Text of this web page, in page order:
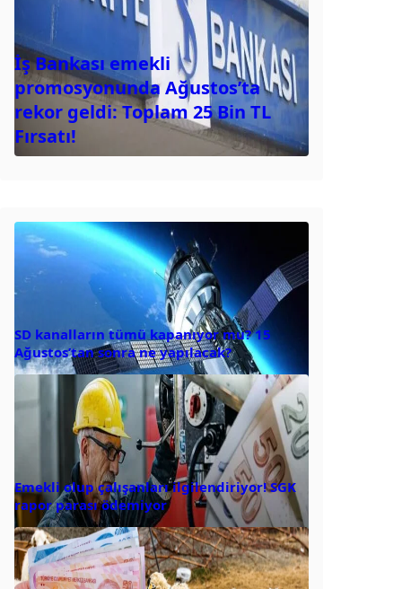
İş Bankası emekli
promosyonunda Ağustos’ta
rekor geldi: Toplam 25 Bin TL
Fırsatı!
SD kanalların tümü kapanıyor mu? 15
Ağustos’tan sonra ne yapılacak?
Emekli olup çalışanları ilgilendiriyor! SGK
rapor parası ödemiyor